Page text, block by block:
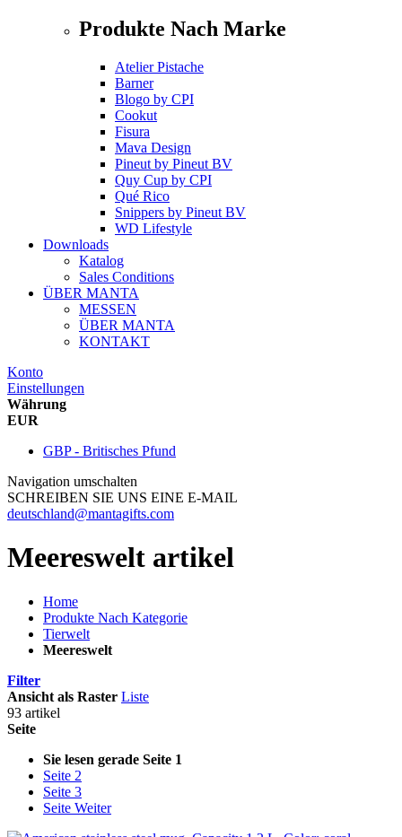
Produkte Nach Marke
Atelier Pistache
Barner
Blogo by CPI
Cookut
Fisura
Mava Design
Pineut by Pineut BV
Quy Cup by CPI
Qué Rico
Snippers by Pineut BV
WD Lifestyle
Downloads
Katalog
Sales Conditions
ÜBER MANTA
MESSEN
ÜBER MANTA
KONTAKT
Konto
Einstellungen
Währung
EUR
GBP - Britisches Pfund
Navigation umschalten
SCHREIBEN SIE UNS EINE E-MAIL
deutschland@mantagifts.com
Meereswelt artikel
Home
Produkte Nach Kategorie
Tierwelt
Meereswelt
Filter
Ansicht als Raster Liste
93 artikel
Seite
Sie lesen gerade Seite 1
Seite 2
Seite 3
Seite Weiter